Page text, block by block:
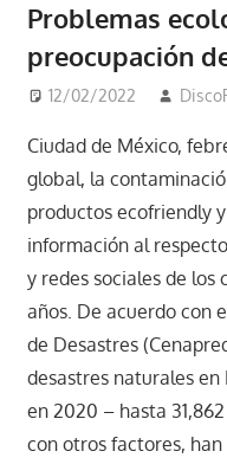
Problemas
preocupación
12/02/2022
Ciudad de México,
global, la
productos ecofriendly
información al
y redes sociales de los
años. De acuerdo con
de Desastres
desastres naturales
en 2020 – hasta
con otros factores,